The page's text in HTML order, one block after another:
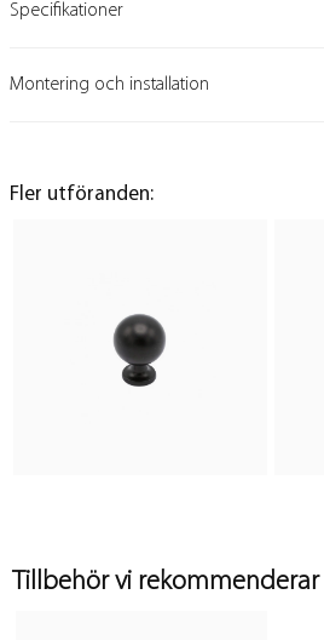
Specifikationer
Montering och installation
Fler utföranden:
Tillbehör vi rekommenderar